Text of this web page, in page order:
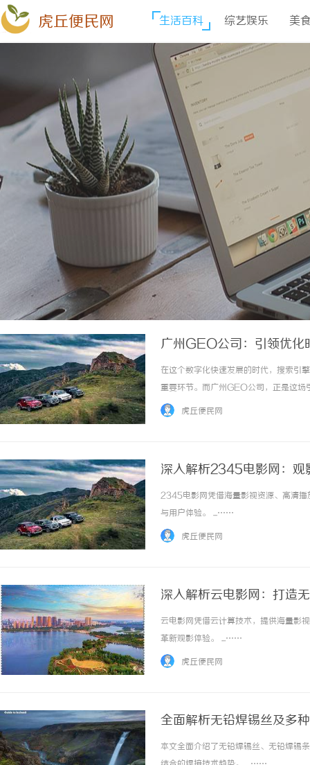
虎丘便民网 生活百科 综艺娱乐 美
广州GEO公司：引领优化
在这个数字化快速发展的时代，搜索引
重要环节。而广州GEO公司，正是这
网络营销的跨越。1.公司背景与发展历
虎丘便民网
深入解析2345电影网：观
2345电影网凭借海量影视资源、高清播
与用户体验。 ...……
虎丘便民网
深入解析云电影网：打造
云电影网凭借云计算技术，提供海量影
革新观影体验。 ...……
虎丘便民网
全面解析无铅焊锡丝及多
本文全面介绍了无铅焊锡丝、无铅焊锡
光切管机：现代制造业的革命性工具 330FE20耐磨改性颗粒